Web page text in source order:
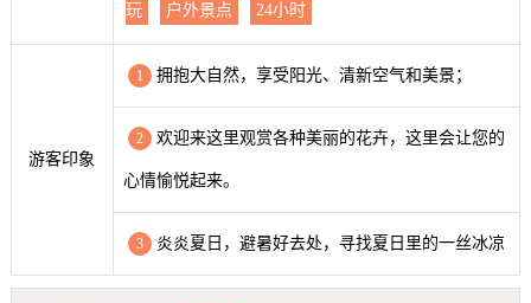
玩 户外景点 24小时
游客印象
1 拥抱大自然，享受阳光、清新空气和美景；
2 欢迎来这里观赏各种美丽的花卉，这里会让您的
心情愉悦起来。
3 炎炎夏日，避暑好去处，寻找夏日里的一丝冰凉